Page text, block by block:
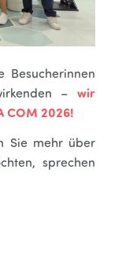
Besucherinnen
–wir
COM 2026!
Sie mehr über
sprechen